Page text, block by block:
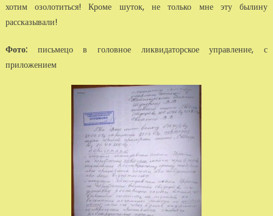
хотим озолотиться! Кроме шуток, не только мне эту былину
рассказывали!
Фото:письмецо в головное ликвидаторское управление, с
приложением